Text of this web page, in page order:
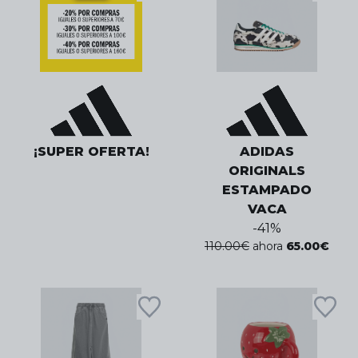
¡SUPER OFERTA!
ADIDAS
ORIGINALS
ESTAMPADO
VACA
-41%
110.00€ ahora 65.00€